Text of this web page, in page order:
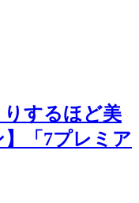
りするほど美
「7プレミア